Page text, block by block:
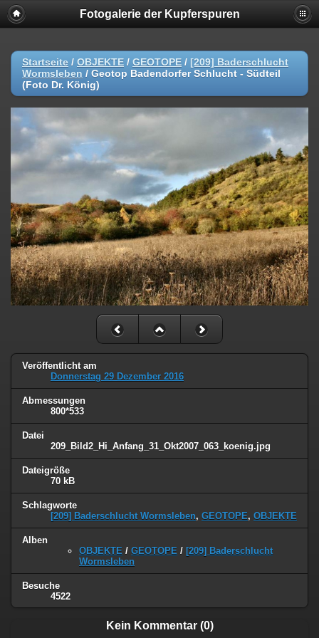
Fotogalerie der Kupferspuren
Startseite / OBJEKTE / GEOTOPE / [209] Baderschlucht
Wormsleben / Geotop Badendorfer Schlucht - Südteil
(Foto Dr. König)
Veröffentlicht am
Donnerstag 29 Dezember 2016
Abmessungen
800*533
Datei
209_Bild2_Hi_Anfang_31_Okt2007_063_koenig.jpg
Dateigröße
70 kB
Schlagworte
[209] Baderschlucht Wormsleben, GEOTOPE, OBJEKTE
Alben
OBJEKTE / GEOTOPE / [209] Baderschlucht
Wormsleben
Besuche
4522
Kein Kommentar (0)